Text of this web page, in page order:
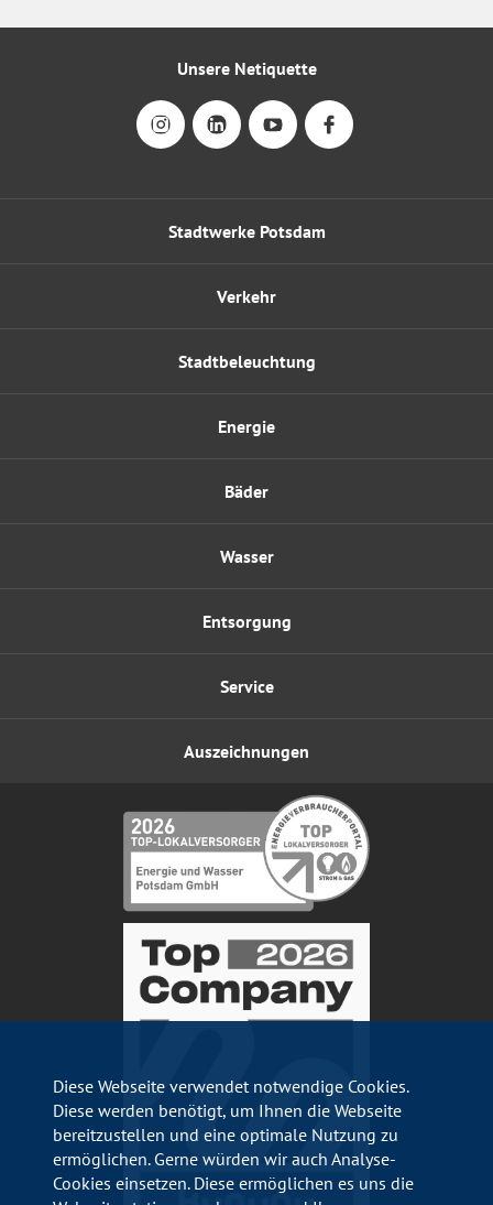
Stadtwerke Potsdam
Energie
Wasser
Verkehr
Bäder
Entsorgung
Stadtbeleuchtung
Service
Auszeichnungen
Unsere Netiquette
Diese Webseite verwendet notwendige Cookies.
Diese werden benötigt, um Ihnen die Webseite
bereitzustellen und eine optimale Nutzung zu
ermöglichen. Gerne würden wir auch Analyse-
Cookies einsetzen. Diese ermöglichen es uns die